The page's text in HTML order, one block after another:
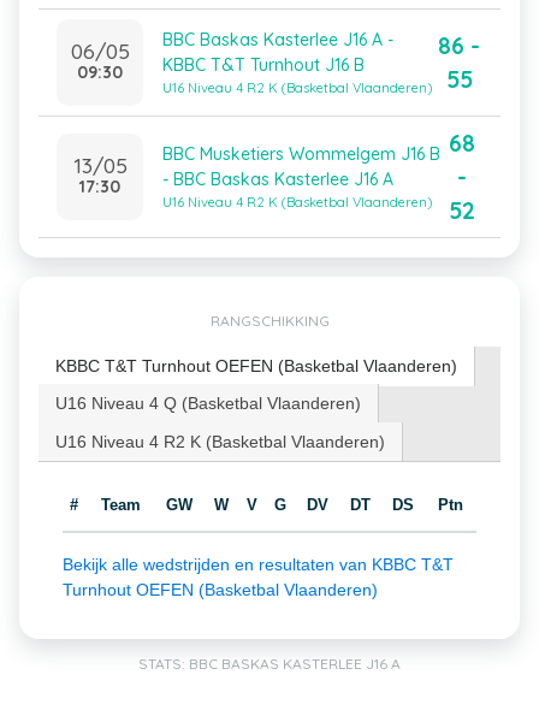
06/05
09:30
BBC Baskas Kasterlee J16 A -
KBBC T&T Turnhout J16 B
U16 Niveau 4 R2 K (Basketbal Vlaanderen)
86 -
55
13/05
17:30
BBC Musketiers Wommelgem J16 B
- BBC Baskas Kasterlee J16 A
U16 Niveau 4 R2 K (Basketbal Vlaanderen)
68
-
52
RANGSCHIKKING
KBBC T&T Turnhout OEFEN (Basketbal Vlaanderen)
U16 Niveau 4 Q (Basketbal Vlaanderen)
U16 Niveau 4 R2 K (Basketbal Vlaanderen)
# Team GW W V G DV DT DS Ptn
Bekijk alle wedstrijden en resultaten van KBBC T&T
Turnhout OEFEN (Basketbal Vlaanderen)
STATS: BBC BASKAS KASTERLEE J16 A